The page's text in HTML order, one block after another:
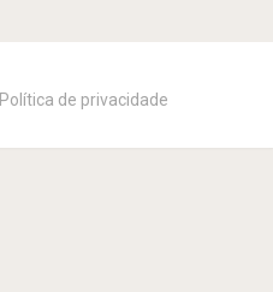
Política de privacidade